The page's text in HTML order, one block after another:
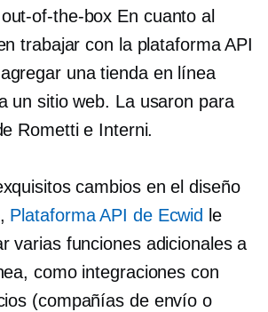
out-of-the-box En cuanto al
trabajar con la plataforma API
una tienda en línea
un sitio web. La usaron para
Rometti e Interni.
cambios en el diseño
Plataforma API de Ecwid le
varias funciones adicionales a
como integraciones con
(compañías de envío o